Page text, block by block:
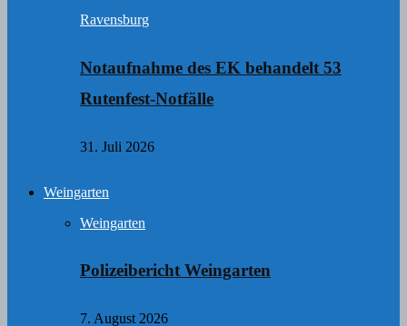
Ravensburg
Notaufnahme des EK behandelt 53
Rutenfest-Notfälle
31. Juli 2026
Weingarten
Weingarten
Polizeibericht Weingarten
7. August 2026